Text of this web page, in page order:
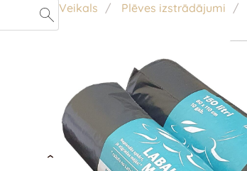
›
Veikals Plēves izstrādājumi